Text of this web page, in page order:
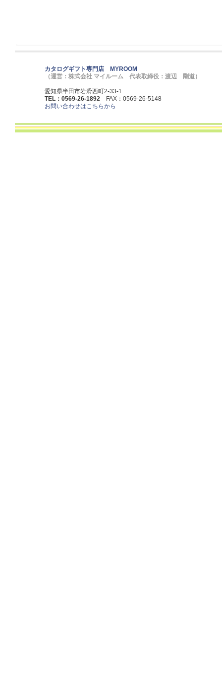
カタログギフト専門店 MYROOM
（運営：株式会社 マイルーム 代表取締役：渡辺 剛道）
愛知県半田市岩滑西町2-33-1
TEL：0569-26-1892 FAX：0569-26-5148
お問い合わせはこちらから